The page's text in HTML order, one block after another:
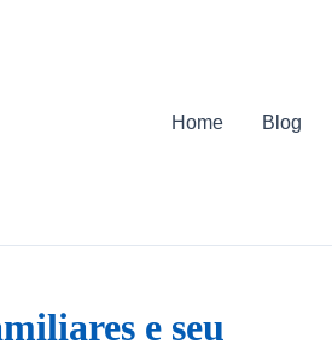
Home Blog
e seu